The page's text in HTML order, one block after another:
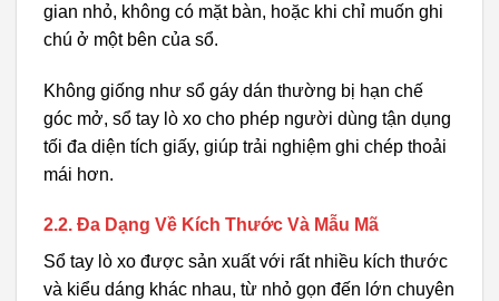
gian nhỏ, không có mặt bàn, hoặc khi chỉ muốn ghi
chú ở một bên của sổ.
Không giống như sổ gáy dán thường bị hạn chế
góc mở, sổ tay lò xo cho phép người dùng tận dụng
tối đa diện tích giấy, giúp trải nghiệm ghi chép thoải
mái hơn.
2.2. Đa Dạng Về Kích Thước Và Mẫu Mã
Sổ tay lò xo được sản xuất với rất nhiều kích thước
và kiểu dáng khác nhau, từ nhỏ gọn đến lớn chuyên